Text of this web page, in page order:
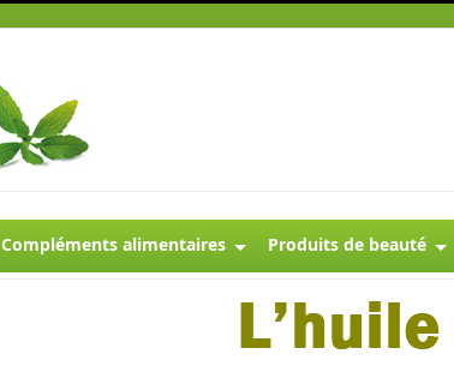
Compléments alimentaires Produits de beauté